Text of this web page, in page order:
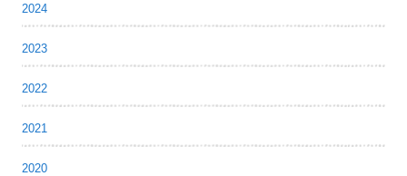
2024
2023
2022
2021
2020